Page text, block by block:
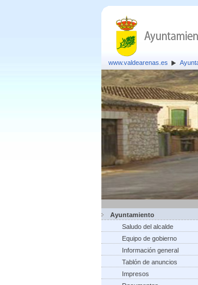
www.valdearenas.es
Ayuntamiento
Saludo del alcalde
Equipo de gobierno
Información general
Tablón de anuncios
Impresos